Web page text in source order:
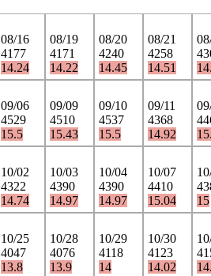
08/16
4177
14.24
08/19
4171
14.22
08/20
4240
14.45
08/21
4258
14.51
09/06
4529
15.5
09/09
4510
15.43
09/10
4537
15.5
09/11
4368
14.92
10/02
4322
14.74
10/03
4390
14.97
10/04
4390
14.97
10/07
4410
15.04
15
10/25
4047
13.8
10/28
4076
13.9
10/29
4118
14
10/30
4123
14.02